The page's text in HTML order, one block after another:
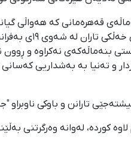
بنەماڵەکەی نەکراوە و
و تەنیا بە بەشداریی
لاوە کوردە، لەوانە